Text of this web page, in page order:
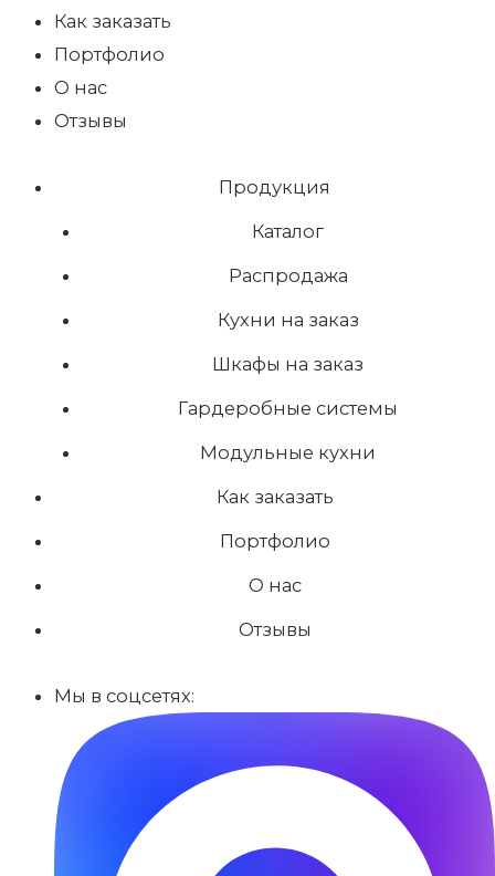
Как заказать
Портфолио
О нас
Отзывы
Продукция
Каталог
Распродажа
Кухни на заказ
Шкафы на заказ
Гардеробные системы
Модульные кухни
Как заказать
Портфолио
О нас
Отзывы
Мы в соцсетях: